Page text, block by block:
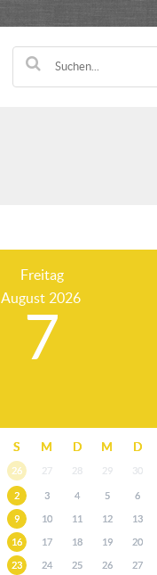
Freitag
August 2026
7
S M D M D
26 27 28 29 30
2 3 4 5 6
9 10 11 12 13
16 17 18 19 20
23 24 25 26 27